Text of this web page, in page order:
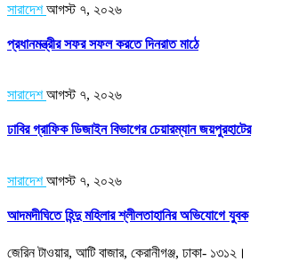
সারাদেশ আগস্ট ৭, ২০২৬
প্রধানমন্ত্রীর সফর সফল করতে দিনরাত মাঠে
সারাদেশ আগস্ট ৭, ২০২৬
ঢাবির গ্রাফিক ডিজাইন বিভাগের চেয়ারম্যান জয়পুরহাটের
সারাদেশ আগস্ট ৭, ২০২৬
আদমদীঘিতে হিন্দু মহিলার শ্লীলতাহানির অভিযোগে যুবক
জেরিন টাওয়ার, আটি বাজার, কেরানীগঞ্জ, ঢাকা- ১৩১২।